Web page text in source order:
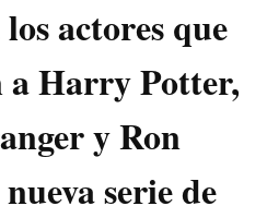
actores que
Harry Potter,
y Ron
serie de